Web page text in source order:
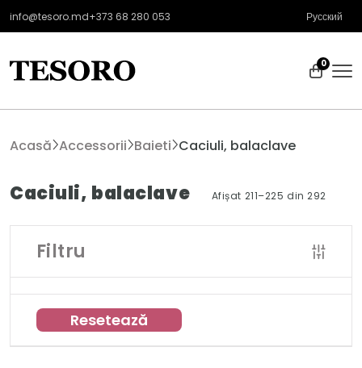
info@tesoro.md+373 68 280 053 Русский
0
Acasă Accessorii Baieti Caciuli, balaclave
Caciuli, balaclave Afișat 211–225 din 292
Filtru
Resetează